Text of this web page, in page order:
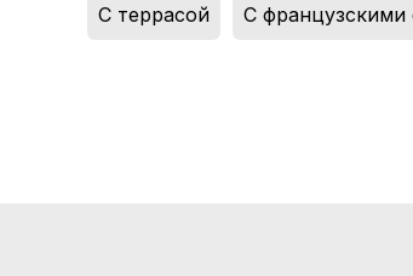
С террасой С французскими